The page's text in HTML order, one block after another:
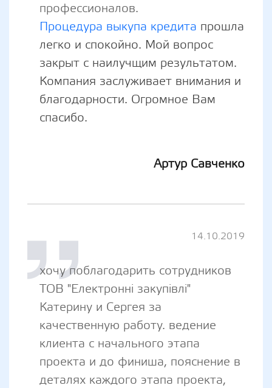
профессионалов.
Процедура выкупа кредита прошла
легко и спокойно. Мой вопрос
закрыт с наилучщим результатом.
Компания заслуживает внимания и
благодарности. Огромное Вам
спасибо.
Артур Савченко
14.10.2019
хочу поблагодарить сотрудников
ТОВ "Електронні закупівлі"
Катерину и Сергея за
качественную работу. ведение
клиента с начального этапа
проекта и до финиша, пояснение в
деталях каждого этапа проекта,